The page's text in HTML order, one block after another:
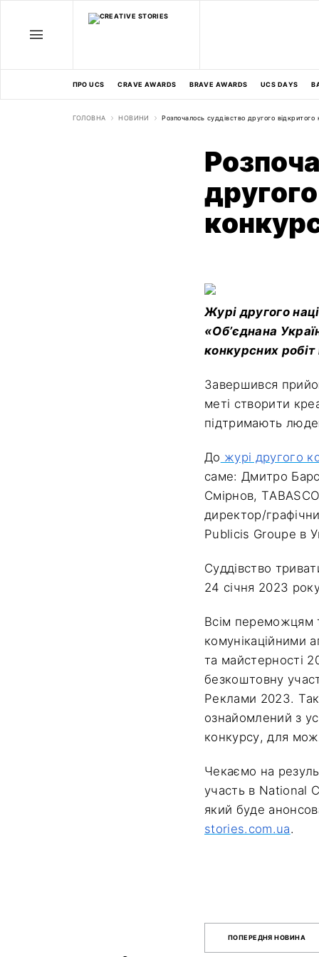
ПРО UCS CRAVE AWARDS BRAVE AWARDS UCS DAYS
ГОЛОВНА НОВИНИ Розпочалось суддівство другого відкритого
Журі другого
«Об’єднана
конкурсних робіт
Завершився
меті створити
підтримають
До журі другого
саме: Дмитро
Смірнов,
директор/
Publicis Groupe в
Суддівство
24 січня 2023
Всім переможцям
комунікаційними
та майстерності
безкоштовну
Реклами 2023.
ознайомлений з
конкурсу, для
Чекаємо на
участь в National
який буде
stories.com.ua.
ПОПЕРЕДНЯ НОВИНА